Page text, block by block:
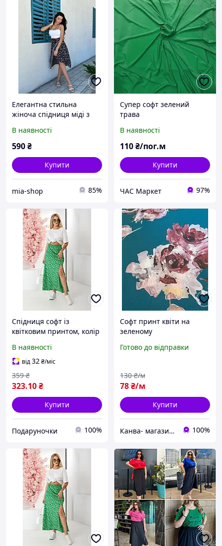
Елегантна стильна
жіноча спідниця міді з
квітковий принт, у
розмірах
В наявності
590₴
Купити
mia-shop 85%
Супер софт зелений
трава
В наявності
110₴/пог.м
Купити
ЧАС Маркет 97%
Спідниця софт із
квітковим принтом, колір
В наявності
від32₴/міс
323.10₴
359 ₴
Купити
Подаруночки 100%
Софт принт квіти на
зеленому
Готово до відправки
78₴/м
130 ₴/м
Купити
Канва- магазин тканин та фурнітури 100%